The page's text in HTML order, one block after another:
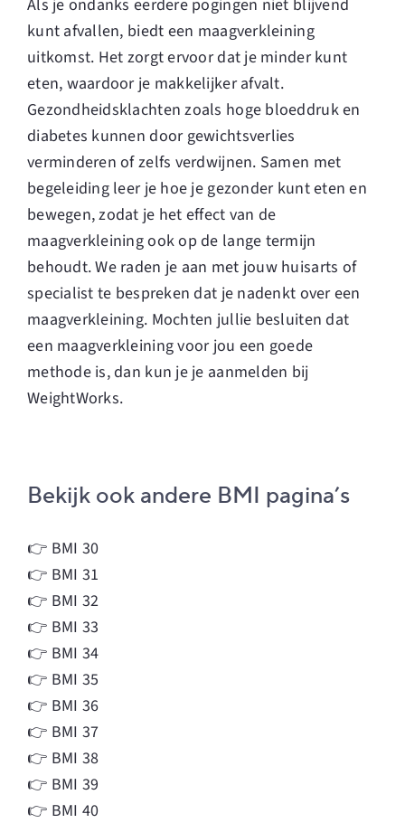
Als je ondanks eerdere pogingen niet blijvend
kunt afvallen, biedt een maagverkleining
uitkomst. Het zorgt ervoor dat je minder kunt
eten, waardoor je makkelijker afvalt.
Gezondheidsklachten zoals hoge bloeddruk en
diabetes kunnen door gewichtsverlies
verminderen of zelfs verdwijnen. Samen met
begeleiding leer je hoe je gezonder kunt eten en
bewegen, zodat je het effect van de
maagverkleining ook op de lange termijn
behoudt. We raden je aan met jouw huisarts of
specialist te bespreken dat je nadenkt over een
maagverkleining. Mochten jullie besluiten dat
een maagverkleining voor jou een goede
methode is, dan kun je je aanmelden bij
WeightWorks.
Bekijk ook andere BMI pagina’s
👉 BMI 30
👉 BMI 31
👉 BMI 32
👉 BMI 33
👉 BMI 34
👉 BMI 35
👉 BMI 36
👉 BMI 37
👉 BMI 38
👉 BMI 39
👉 BMI 40